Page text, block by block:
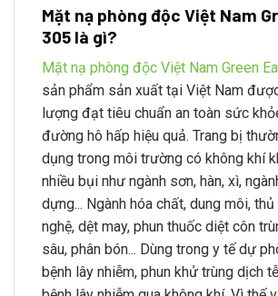
Mặt nạ phòng độc Việt Nam
305 là gì?
Mặt nạ phòng độc Việt Nam Green
sản phẩm sản xuất tại Việt Nam
lượng đạt tiêu chuẩn an toàn sức
đường hô hấp hiệu quả. Trang bị
dụng trong môi trường có không khí
nhiều bụi như ngành sơn, hàn, xì,
dựng... Ngành hóa chất, dung môi,
nghệ, dệt may, phun thuốc diệt côn
sâu, phân bón... Dùng trong y tế dự
bệnh lây nhiễm, phun khử trùng dịch